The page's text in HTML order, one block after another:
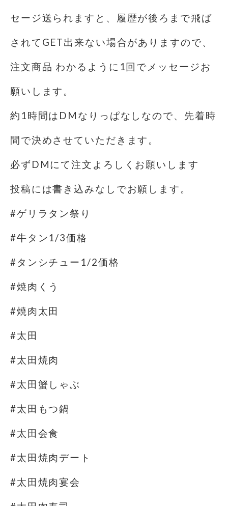
セージ送られますと、履歴が後ろまで飛ば
されてGET出来ない場合がありますので、
注文商品 わかるように1回でメッセージお
願いします。
約1時間はDMなりっぱなしなので、先着時
間で決めさせていただきます。
必ずDMにて注文よろしくお願いします
投稿には書き込みなしでお願します。
#ゲリラタン祭り
#牛タン1/3価格
#タンシチュー1/2価格
#焼肉くう
#焼肉太田
#太田
#太田焼肉
#太田蟹しゃぶ
#太田もつ鍋
#太田会食
#太田焼肉デート
#太田焼肉宴会